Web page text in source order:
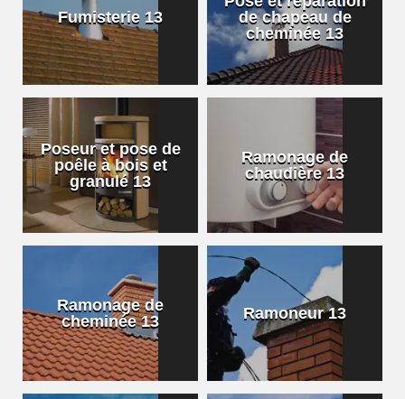
Fumisterie 13
de chapeau de
cheminée 13
Poseur et pose de
poêle à bois et
granulé 13
Ramonage de
chaudière 13
Ramonage de
cheminée 13
Ramoneur 13